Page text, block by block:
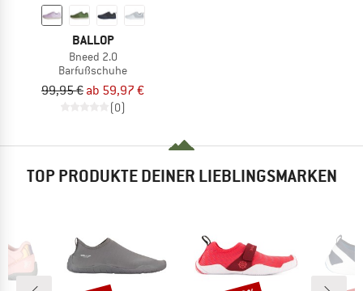
BALLOP
Bneed 2.0
Barfußschuhe
99,95 € ab 59,97 €
(0)
TOP PRODUKTE DEINER LIEBLINGSMARKEN